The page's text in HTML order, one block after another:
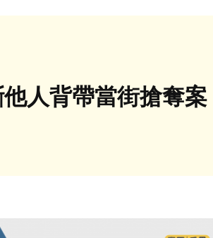
人背帶當街搶奪案